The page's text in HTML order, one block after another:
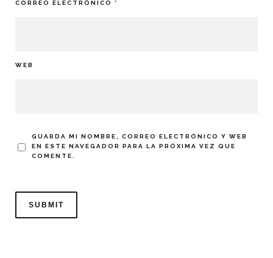
CORREO ELECTRÓNICO *
WEB
GUARDA MI NOMBRE, CORREO ELECTRÓNICO Y WEB
EN ESTE NAVEGADOR PARA LA PRÓXIMA VEZ QUE
COMENTE.